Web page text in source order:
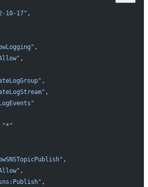
10-17" ,
,
,
,
,
"*"
,
,
,